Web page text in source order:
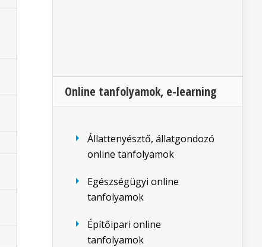
Online tanfolyamok, e-learning
Állattenyésztő, állatgondozó
online tanfolyamok
Egészségügyi online
tanfolyamok
Építőipari online
tanfolyamok